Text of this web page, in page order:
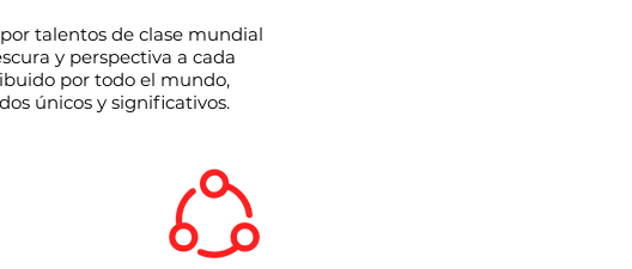
talentos de clase mundial
y perspectiva a cada
por todo el mundo,
únicos y significativos.